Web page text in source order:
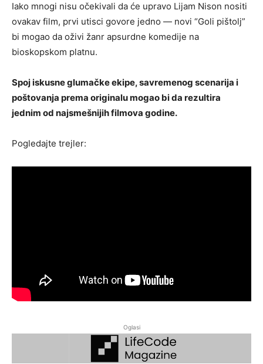
Iako mnogi nisu očekivali da će upravo Lijam Nison nositi
ovakav film, prvi utisci govore jedno — novi “Goli pištolj”
bi mogao da oživi žanr apsurdne komedije na
bioskopskom platnu.
Spoj iskusne glumačke ekipe, savremenog scenarija i
poštovanja prema originalu mogao bi da rezultira
jednim od najsmešnijih filmova godine.
Pogledajte trejler:
Oglasi